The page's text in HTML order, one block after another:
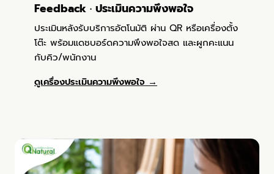
Feedback · ประเมินความพึงพอใจ
ประเมินหลังรับบริการอัตโนมัติ ผ่าน QR หรือเครื่องตั้ง
โต๊ะ พร้อมแดชบอร์ดความพึงพอใจสด และผูกคะแนน
กับคิว/พนักงาน
ดูเครื่องประเมินความพึงพอใจ →